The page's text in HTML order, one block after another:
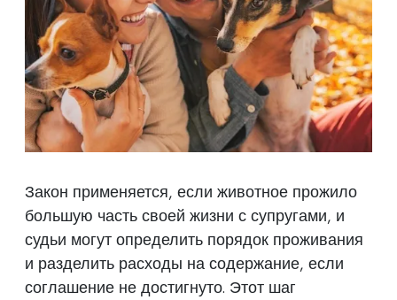
Закон применяется, если животное прожило
большую часть своей жизни с супругами, и
судьи могут определить порядок проживания
и разделить расходы на содержание, если
соглашение не достигнуто. Этот шаг